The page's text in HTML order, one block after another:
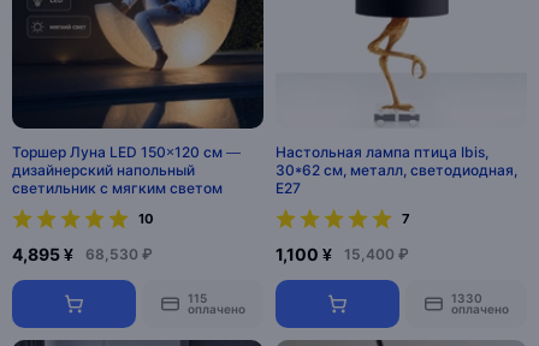
Торшер Луна LED 150×120 см —
дизайнерский напольный
светильник с мягким светом
10
4,895 ¥ 68,530 ₽
115
оплачено
Настольная лампа птица Ibis,
30*62 см, металл, светодиодная,
E27
7
1,100 ¥ 15,400 ₽
1330
оплачено